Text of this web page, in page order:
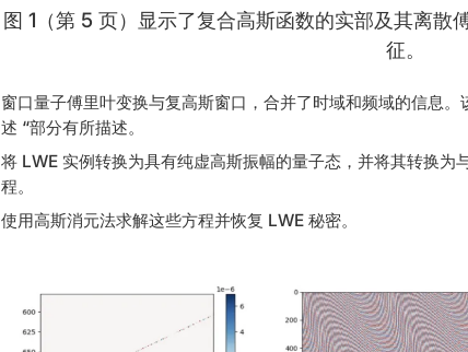
图 1（第 5 页）显示了复合高斯函数的实部及其离
征。
窗口量子傅里叶变换与复高斯窗口，合并了时域和频域的信息
述 “部分有所描述。
将 LWE 实例转换为具有纯虚高斯振幅的量子态，并将其转换为
程。
使用高斯消元法求解这些方程并恢复 LWE 秘密。